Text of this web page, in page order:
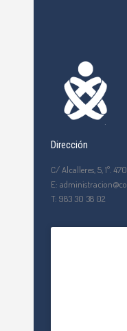
Dirección
C/ Alcalleres, 5, 1º.
E:
T: 983 30 38 02